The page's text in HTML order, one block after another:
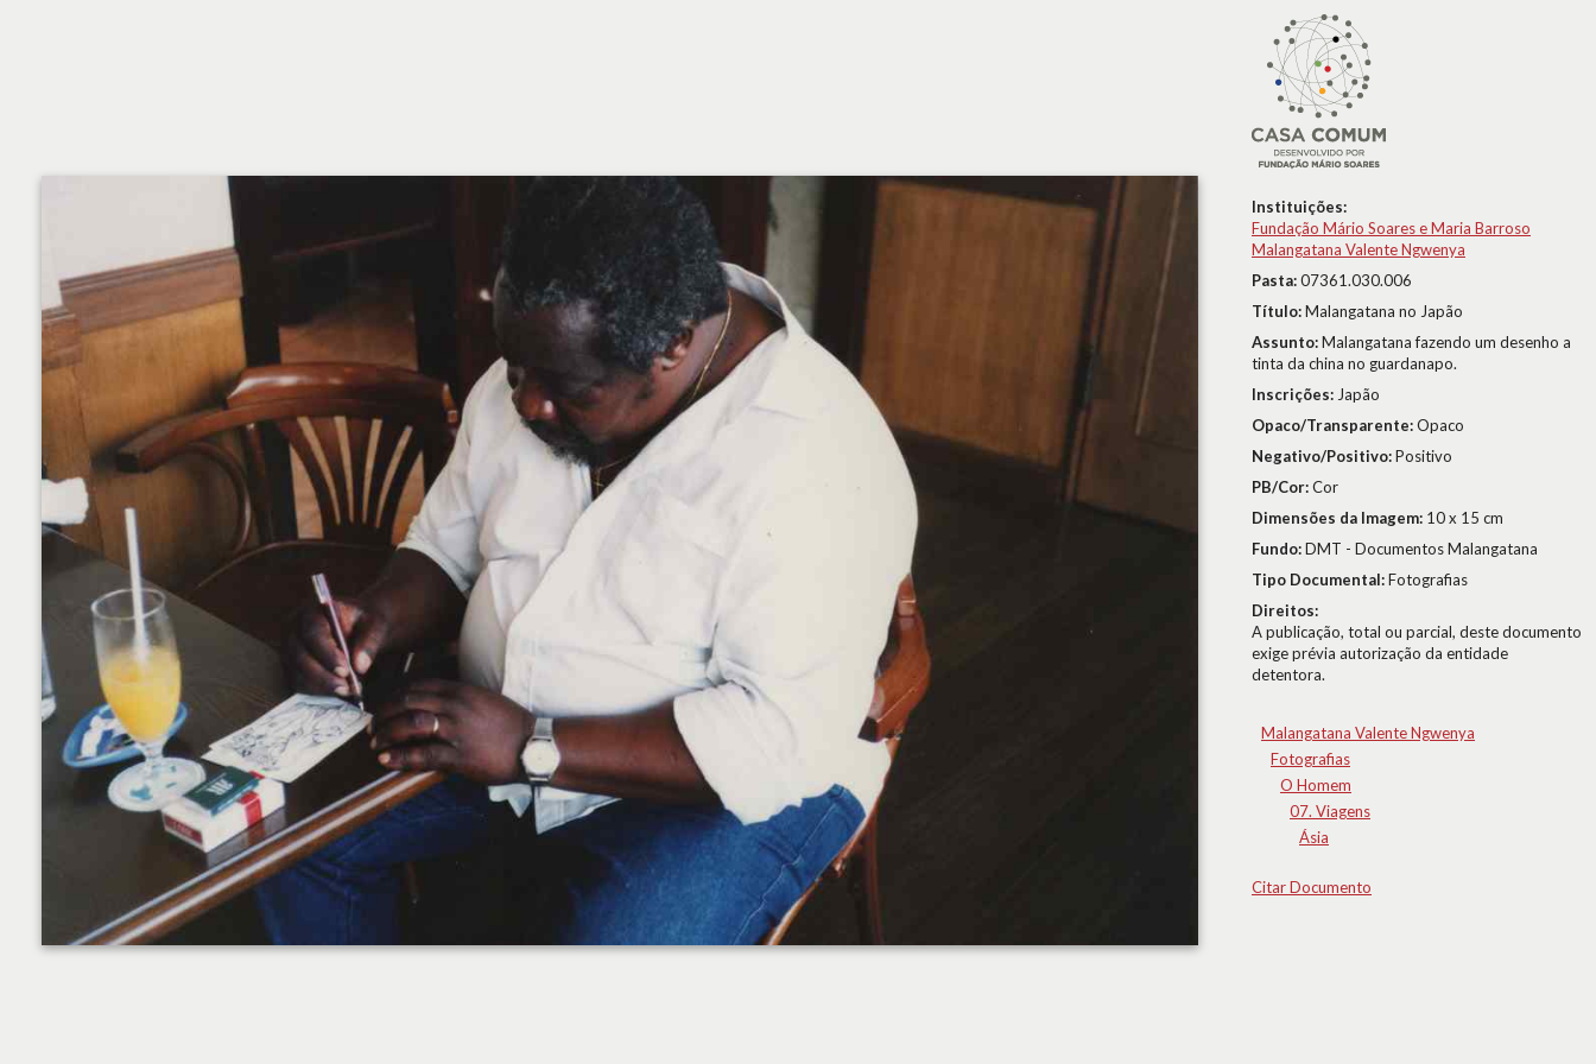
Instituições:
Fundação Mário Soares e Maria Barroso
Malangatana Valente Ngwenya
Pasta:07361.030.006
Título:Malangatana no Japão
Assunto:Malangatana fazendo um desenho a
tinta da china no guardanapo.
Inscrições: Japão
Opaco/Transparente:Opaco
Negativo/Positivo:Positivo
PB/Cor:Cor
Dimensões da Imagem: 10 x 15 cm
Fundo:DMT - Documentos Malangatana
Tipo Documental:Fotografias
Direitos:
A publicação, total ou parcial, deste documento
exige prévia autorização da entidade
detentora.
Malangatana Valente Ngwenya
Fotografias
O Homem
07. Viagens
Ásia
Citar Documento